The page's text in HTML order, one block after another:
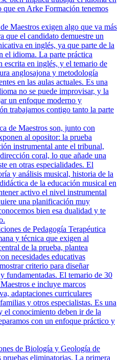
en Arke Formación tenemos
Maestros exigen algo que va más
que el candidato demuestre un
en inglés, ya que parte de la
el idioma. La parte práctica
en inglés, y el temario de
anglosajona y metodología
en las aulas actuales. Es una
no se puede improvisar, y la
un enfoque moderno y
trabajamos contigo tanto la parte
de Maestros son, junto con
al opositor: la prueba
instrumental ante el tribunal,
coral, lo que añade una
en otras especialidades. El
y análisis musical, historia de la
de la educación musical en
activo el nivel instrumental
una planificación muy
bien esa dualidad y te
de Pedagogía Terapéutica
y técnica que exigen al
de la prueba, plantea
necesidades educativas
criterio para diseñar
fundamentadas. El temario de 30
e incluye marcos
adaptaciones curriculares
y otros especialistas. Es una
el conocimiento deben ir de la
con un enfoque práctico y
de Biología y Geología de
pruebas eliminatorias. La primera